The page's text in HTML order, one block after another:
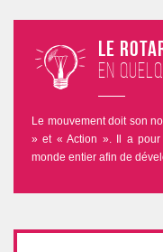
Le
en
Le mouvement doit son
» et « Action ». Il a
monde entier afin de